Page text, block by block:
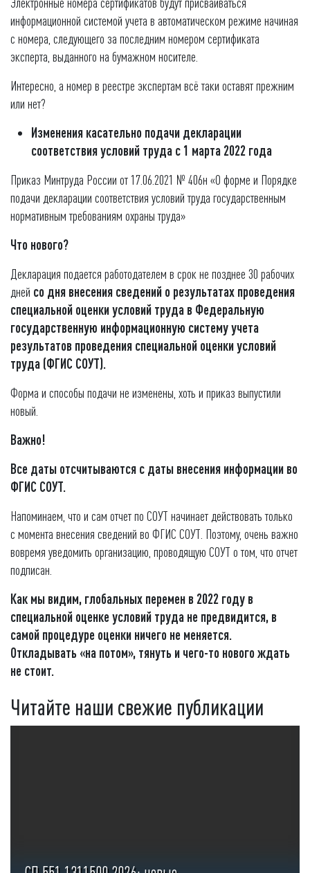
информационной системой учета в автоматическом режиме начиная
с номера, следующего за последним номером сертификата
эксперта, выданного на бумажном носителе.
Интересно, а номер в реестре экспертам всё таки оставят прежним
или нет?
Изменения касательно подачи декларации
соответствия условий труда с 1 марта 2022 года
Приказ Минтруда России от 17.06.2021 № 406н «О форме и Порядке
подачи декларации соответствия условий труда государственным
нормативным требованиям охраны труда»
Что нового?
Декларация подается работодателем в срок не позднее 30 рабочих
дней со дня внесения сведений о результатах проведения
специальной оценки условий труда в Федеральную
государственную информационную систему учета
результатов проведения специальной оценки условий
труда (ФГИС СОУТ).
Форма и способы подачи не изменены, хоть и приказ выпустили
новый.
Важно!
Все даты отсчитываются с даты внесения информации во
ФГИС СОУТ.
Напоминаем, что и сам отчет по СОУТ начинает действовать только
с момента внесения сведений во ФГИС СОУТ. Поэтому, очень важно
вовремя уведомить организацию, проводящую СОУТ о том, что отчет
подписан.
Как мы видим, глобальных перемен в 2022 году в
специальной оценке условий труда не предвидится, в
самой процедуре оценки ничего не меняется.
Откладывать «на потом», тянуть и чего-то нового ждать
не стоит.
Читайте наши свежие публикации